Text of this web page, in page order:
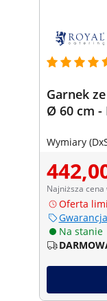
Garnek
Ø 60 cm -
Wymiary
Najniższa cena
Oferta
Na stanie